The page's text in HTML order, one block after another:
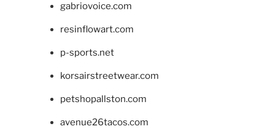
gabriovoice.com
resinflowart.com
p-sports.net
korsairstreetwear.com
petshopallston.com
avenue26tacos.com